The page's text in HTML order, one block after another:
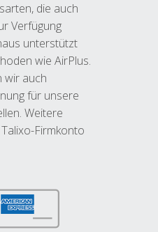
die auch
Verfügung
unterstützt
wie AirPlus.
wir auch
für unsere
Weitere
Firmkonto